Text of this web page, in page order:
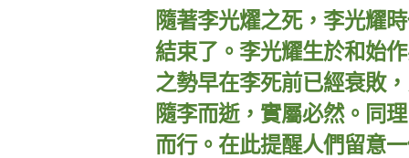
隨著李光燿之死，李光耀
結束了。李光耀生於和始
之勢早在李死前已經衰敗
隨李而逝，實屬必然。同
而行。在此提醒人們留意